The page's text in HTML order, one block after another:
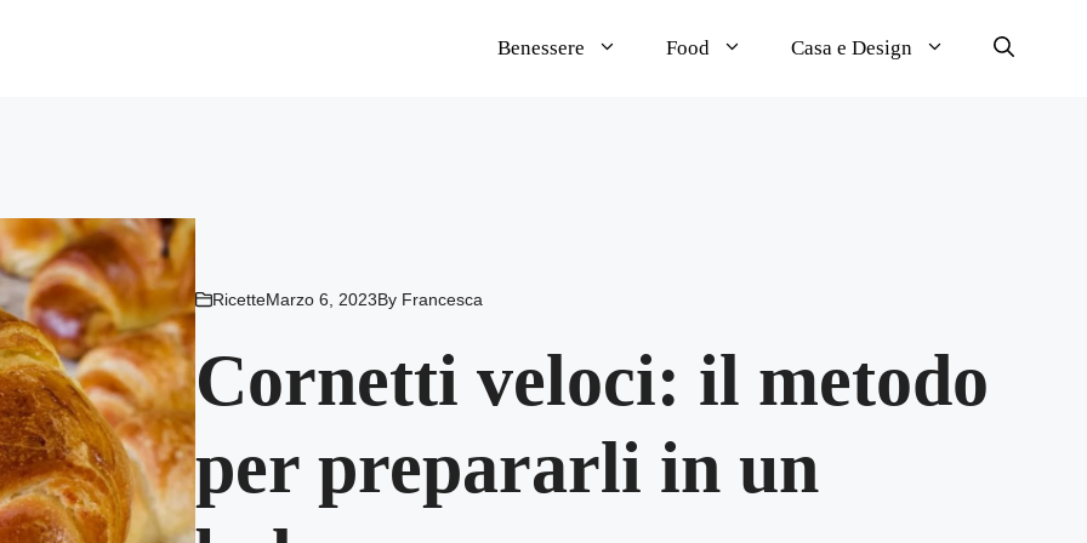
Benessere Food Casa e Design
RicetteMarzo 6, 2023By Francesca
Cornetti veloci: il metodo
per prepararli in un